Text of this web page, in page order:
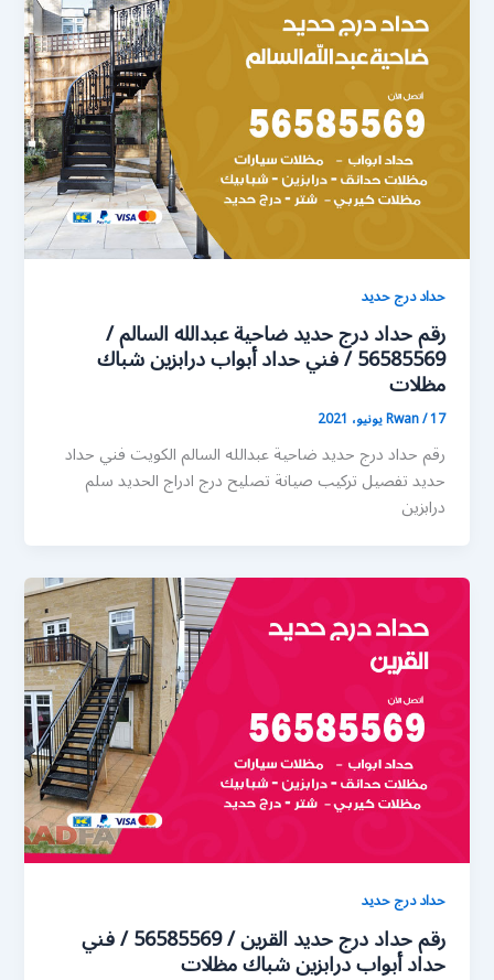
حداد درج حديد
رقم حداد درج حديد ضاحية عبدالله السالم /
56585569 / فني حداد أبواب درابزين شباك
مظلات
Rwan/17 يونيو، 2021
رقم حداد درج حديد ضاحية عبدالله السالم الكويت فني حداد
حديد تفصيل تركيب صيانة تصليح درج ادراج الحديد سلم
درابزين
حداد درج حديد
رقم حداد درج حديد القرين / 56585569 / فني
حداد أبواب درابزين شباك مظلات